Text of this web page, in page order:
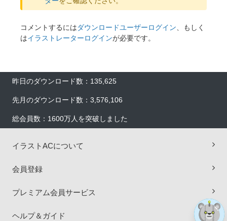
コメントするにはダウンロードユーザーログイン、もしく
はイラストレーターログインが必要です。
昨日のダウンロード数：135,625
先月のダウンロード数：3,576,106
総会員数：1600万人を突破しました
イラストACについて
会員登録
プレミアム会員サービス
ヘルプ＆ガイド